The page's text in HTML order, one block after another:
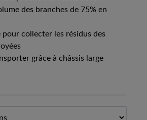
des branches de 75% en
pour collecter les résidus des
grâce à châssis large